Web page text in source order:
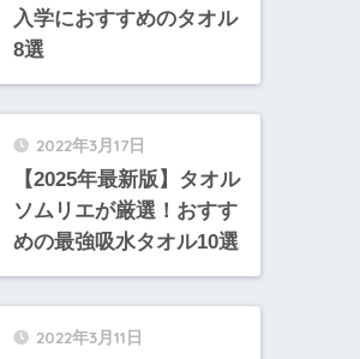
入学におすすめのタオル
8選
2022年3月17日
【2025年最新版】タオル
ソムリエが厳選！おすす
めの最強吸水タオル10選
2022年3月11日